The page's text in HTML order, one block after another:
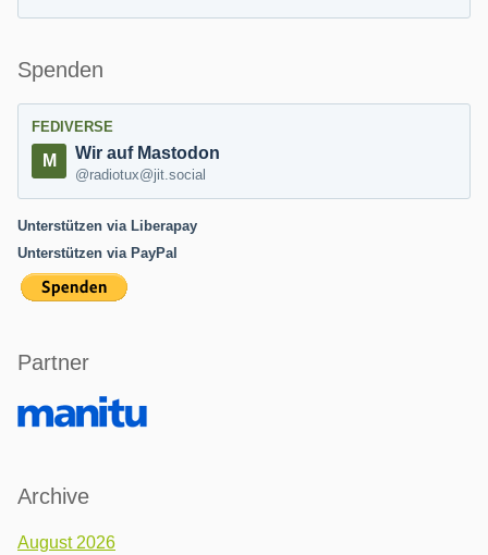
Spenden
FEDIVERSE
Wir auf Mastodon
@radiotux@jit.social
Unterstützen via Liberapay
Unterstützen via PayPal
Partner
Archive
August 2026